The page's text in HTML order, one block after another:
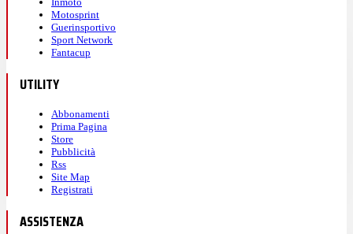
Motosprint
Guerinsportivo
Sport Network
Fantacup
UTILITY
Abbonamenti
Prima Pagina
Store
Pubblicità
Rss
Site Map
Registrati
ASSISTENZA